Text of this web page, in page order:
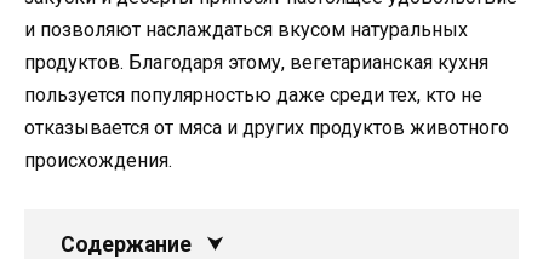
и позволяют наслаждаться вкусом натуральных
продуктов. Благодаря этому, вегетарианская кухня
пользуется популярностью даже среди тех, кто не
отказывается от мяса и других продуктов животного
происхождения.
Содержание